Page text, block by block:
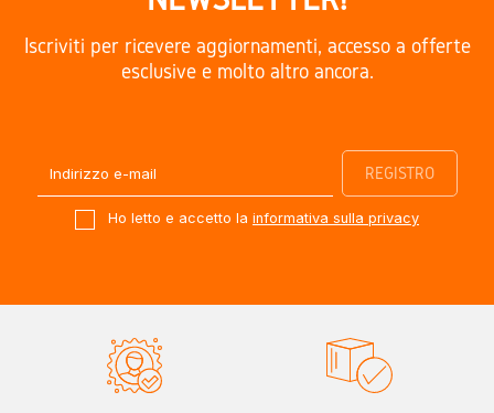
Iscriviti per ricevere aggiornamenti, accesso a offerte
esclusive e molto altro ancora.
Ho letto e accetto la informativa sulla privacy